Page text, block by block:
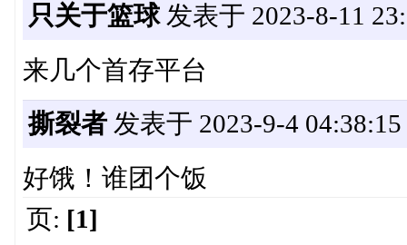
只关于篮球发表于 2023-8-11
来几个首存平台
撕裂者发表于 2023-9-4 04:38:15
好饿！谁团个饭
页: [1]